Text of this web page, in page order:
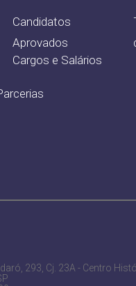
Candidatos
Aprovados
Cargos e Salários
293, Cj. 23A - Centro